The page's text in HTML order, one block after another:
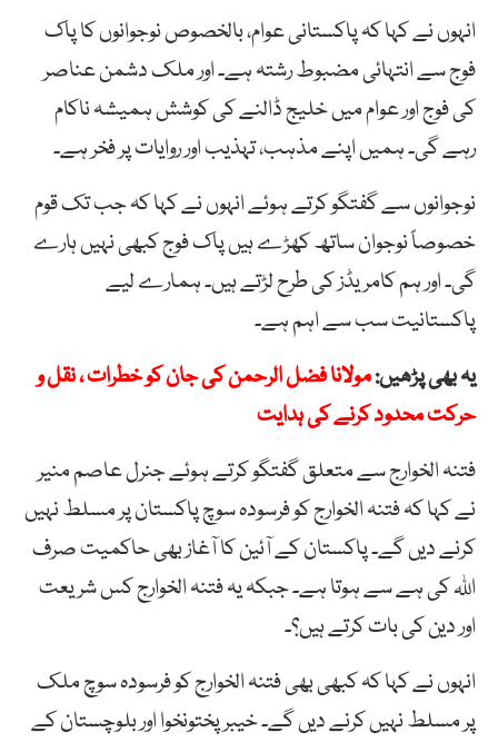
انہوں نے کہا کہ پاکستانی عوام، بالخصوص نوجوانوں کا پاک
فوج سے انتہائی مضبوط رشتہ ہے۔ اور ملک دشمن عناصر
کی فوج اور عوام میں خلیج ڈالنے کی کوشش ہمیشہ ناکام
رہے گی۔ ہمیں اپنے مذہب، تہذیب اور روایات پر فخر ہے۔
نوجوانوں سے گفتگو کرتے ہوئے انہوں نے کہا کہ جب تک قوم
خصوصاً نوجوان ساتھ کھڑے ہیں پاک فوج کبھی نہیں ہارے
گی۔ اور ہم کامریڈز کی طرح لڑتے ہیں۔ ہمارے لیے
پاکستانیت سب سے اہم ہے۔
یہ بھی پڑھیں:مولانا فضل الرحمن کی جان کو خطرات ، نقل و
حرکت محدود کرنے کی ہدایت
فتنہ الخوارج سے متعلق گفتگو کرتے ہوئے جنرل عاصم منیر
نے کہا کہ فتنہ الخوارج کو فرسودہ سوچ پاکستان پر مسلط نہیں
کرنے دیں گے۔ پاکستان کے آئین کا آغاز بھی حاکمیت صرف
اللہ کی ہے سے ہوتا ہے۔ جبکہ یہ فتنہ الخوارج کس شریعت
اور دین کی بات کرتے ہیں؟۔
انہوں نے کہا کہ کبھی بھی فتنہ الخوارج کو فرسودہ سوچ ملک
پر مسلط نہیں کرنے دیں گے۔ خیبر پختونخوا اور بلوچستان کے